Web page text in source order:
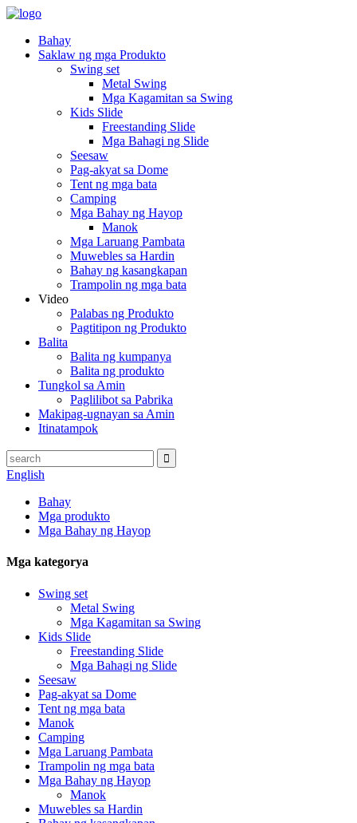
Bahay
Saklaw ng mga Produkto
Swing set
Metal Swing
Mga Kagamitan sa Swing
Kids Slide
Freestanding Slide
Mga Bahagi ng Slide
Seesaw
Pag-akyat sa Dome
Tent ng mga bata
Camping
Mga Bahay ng Hayop
Manok
Mga Laruang Pambata
Muwebles sa Hardin
Bahay ng kasangkapan
Trampolin ng mga bata
Video
Palabas ng Produkto
Pagtitipon ng Produkto
Balita
Balita ng kumpanya
Balita ng produkto
Tungkol sa Amin
Paglilibot sa Pabrika
Makipag-ugnayan sa Amin
Itinatampok
English
Bahay
Mga produkto
Mga Bahay ng Hayop
Mga kategorya
Swing set
Metal Swing
Mga Kagamitan sa Swing
Kids Slide
Freestanding Slide
Mga Bahagi ng Slide
Seesaw
Pag-akyat sa Dome
Tent ng mga bata
Manok
Camping
Mga Laruang Pambata
Trampolin ng mga bata
Mga Bahay ng Hayop
Manok
Muwebles sa Hardin